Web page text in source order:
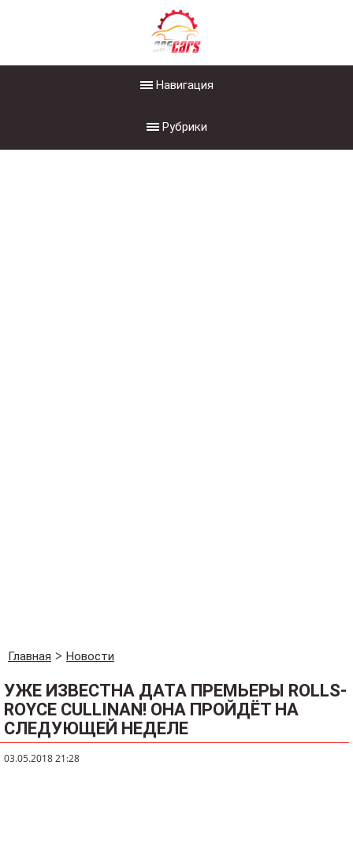
Навигация
Рубрики
Главная Новости
УЖЕ ИЗВЕСТНА ДАТА ПРЕМЬЕРЫ ROLLS-
ROYCE CULLINAN! ОНА ПРОЙДЁТ НА
СЛЕДУЮЩЕЙ НЕДЕЛЕ
03.05.2018 21:28